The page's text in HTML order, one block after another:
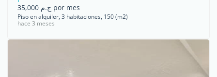
ج.م 35,000 por mes
Piso en alquiler, 3 habitaciones, 150 (m2)
hace 3 meses